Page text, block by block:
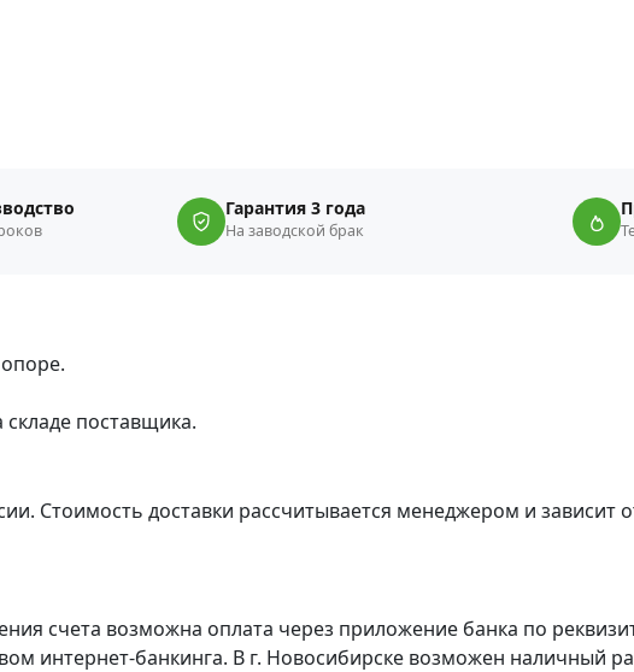
Гарантия 3 года
На заводской брак
поставщика.
Стоимость доставки рассчитывается менеджером и зависит
счета возможна оплата через приложение банка по
интернет-банкинга. В г. Новосибирске возможен наличный